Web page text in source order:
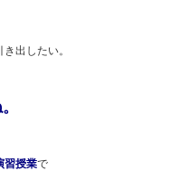
き出したい。
習授業で